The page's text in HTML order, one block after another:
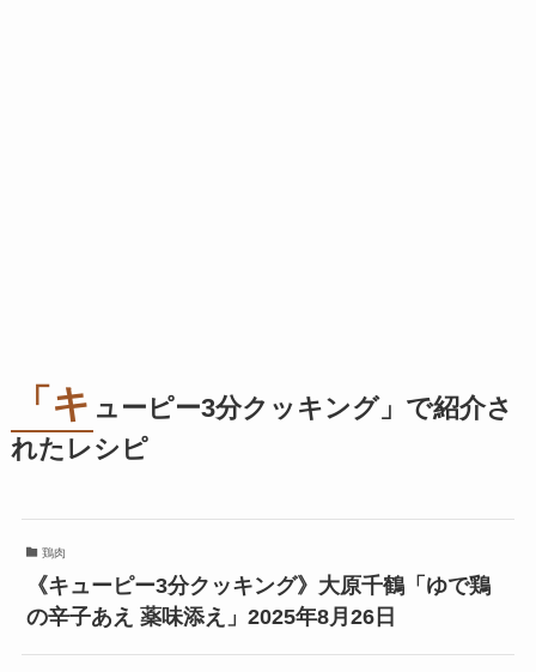
「キ ューピー3分クッキング」で紹介さ
れたレシピ
鶏肉
《キューピー3分クッキング》大原千鶴「ゆで鶏
の辛子あえ 薬味添え」2025年8月26日